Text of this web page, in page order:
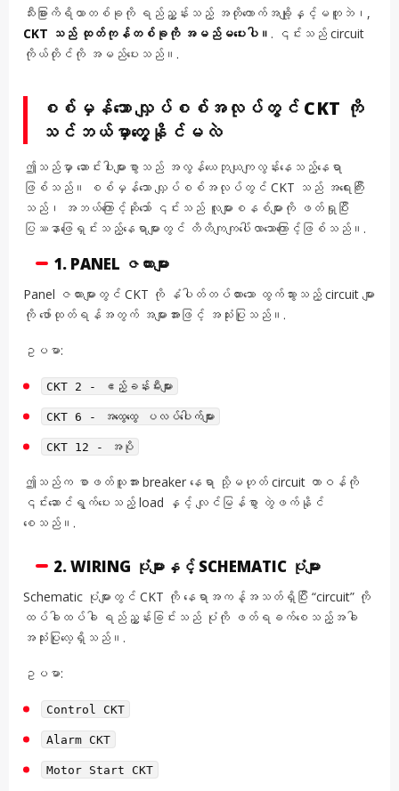
သီးခြားကိရိယာတစ်ခုကို ရည်ညွှန်းသည့် အတိုကောက်အချို့နှင့်မတူဘဲ၊,
CKT သည် ထုတ်ကုန်တစ်ခုကို အမည်မပေးပါ။ . ၎င်းသည် circuit
ကိုယ်တိုင်ကို အမည်ပေးသည်။.
စစ်မှန်သော လျှပ်စစ်အလုပ်တွင် CKT ကို
သင်ဘယ်မှာတွေ့နိုင်မလဲ
ဤသည်မှာ ဆောင်းပါးများစွာသည် အလွန်ယေဘုယျကျလွန်းနေသည့်နေရာ
ဖြစ်သည်။ စစ်မှန်သော လျှပ်စစ်အလုပ်တွင် CKT သည် အရေးကြီး
သည်၊ အဘယ်ကြောင့်ဆိုသော် ၎င်းသည် လူများစနစ်များကို ဖတ်ရှုပြီး
ပြဿနာဖြေရှင်းသည့်နေရာများတွင် တိတိကျကျပေါ်လာသောကြောင့်ဖြစ်သည်။.
1. PANEL ဇယားများ
Panel ဇယားများတွင် CKT ကို နံပါတ်တပ်ထားသော ထွက်သွားသည့် circuit များ
ကို ဖော်ထုတ်ရန်အတွက် အများအားဖြင့် အသုံးပြုသည်။.
ဥပမာ:
CKT 2 - ဧည့်ခန်းမီးများ
CKT 6 - အထွေထွေ ပလပ်ပေါက်များ
CKT 12 - အပို
ဤသည်က စာဖတ်သူအား breaker နေရာ သို့မဟုတ် circuit တာဝန်ကို
၎င်းဆောင်ရွက်ပေးသည့် load နှင့် လျင်မြန်စွာ တွဲဖက်နိုင်
စေသည်။.
2. WIRING ပုံများနှင့် SCHEMATIC ပုံများ
Schematic ပုံများတွင် CKT ကို နေရာအကန့်အသတ်ရှိပြီး “circuit” ကို
ထပ်ခါထပ်ခါ ရည်ညွှန်းခြင်းသည် ပုံကို ဖတ်ရခက်စေသည့်အခါ
အသုံးပြုလေ့ရှိသည်။.
ဥပမာ:
Control CKT
Alarm CKT
Motor Start CKT